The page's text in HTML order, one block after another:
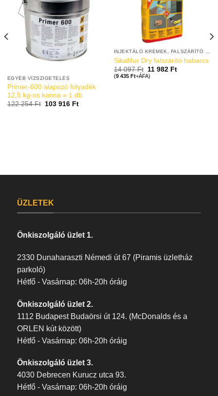
EGYÉB VÍZSZIGETELÉS
Primer-600 alapozó folyadék
12,5 kg-os kanna = 1 db
122 254Ft 103 916 Ft
INJEKTÁLÓ KRÉMEK, FALSZÁRÍTÓ VAKOLATOK
SikaMur Dry falszárító habarcs
14 097Ft 11 982 Ft
(9 435 Ft+ÁFA)
ÜZLETEK
Önkiszolgáló üzlet 1.
2330 Dunaharaszti Némedi út 67 (Piramis üzletház
parkoló)
Hétfő - Vasárnap: 06h-20h óráig
Önkiszolgáló üzlet 2.
1112 Budapest Budaörsi út 124. (McDonalds és a
ORLEN kút között)
Hétfő - Vasárnap: 06h-20h óráig
Önkiszolgáló üzlet 3.
4030 Debrecen Kurucz utca 93.
Hétfő - Vasárnap: 06h-20h óráig